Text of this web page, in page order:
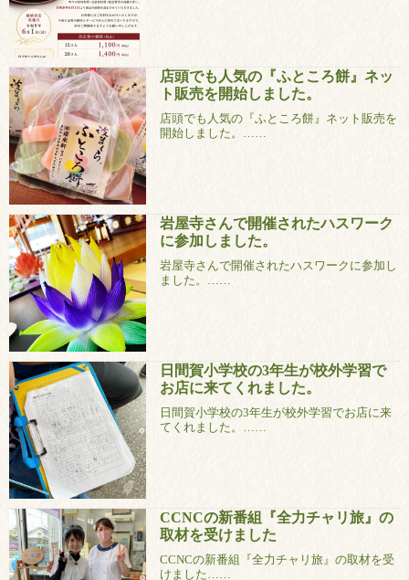
店頭でも人気の『ふところ餅』ネッ
ト販売を開始しました。
店頭でも人気の『ふところ餅』ネット販売を
開始しました。……
岩屋寺さんで開催されたハスワーク
に参加しました。
岩屋寺さんで開催されたハスワークに参加し
ました。……
日間賀小学校の3年生が校外学習で
お店に来てくれました。
日間賀小学校の3年生が校外学習でお店に来
てくれました。……
CCNCの新番組『全力チャリ旅』の
取材を受けました
CCNCの新番組『全力チャリ旅』の取材を受
けました……